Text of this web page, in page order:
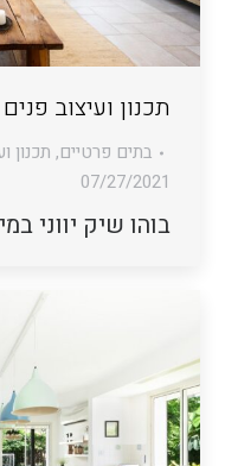
תכנון ועיצוב
בתים פרטיים, תכנון
07/27/2021
בוהו שיק יווני